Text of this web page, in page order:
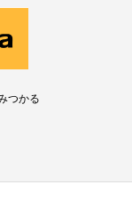
つかる